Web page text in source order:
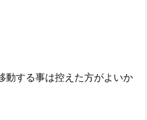
動する事は控えた方がよいか